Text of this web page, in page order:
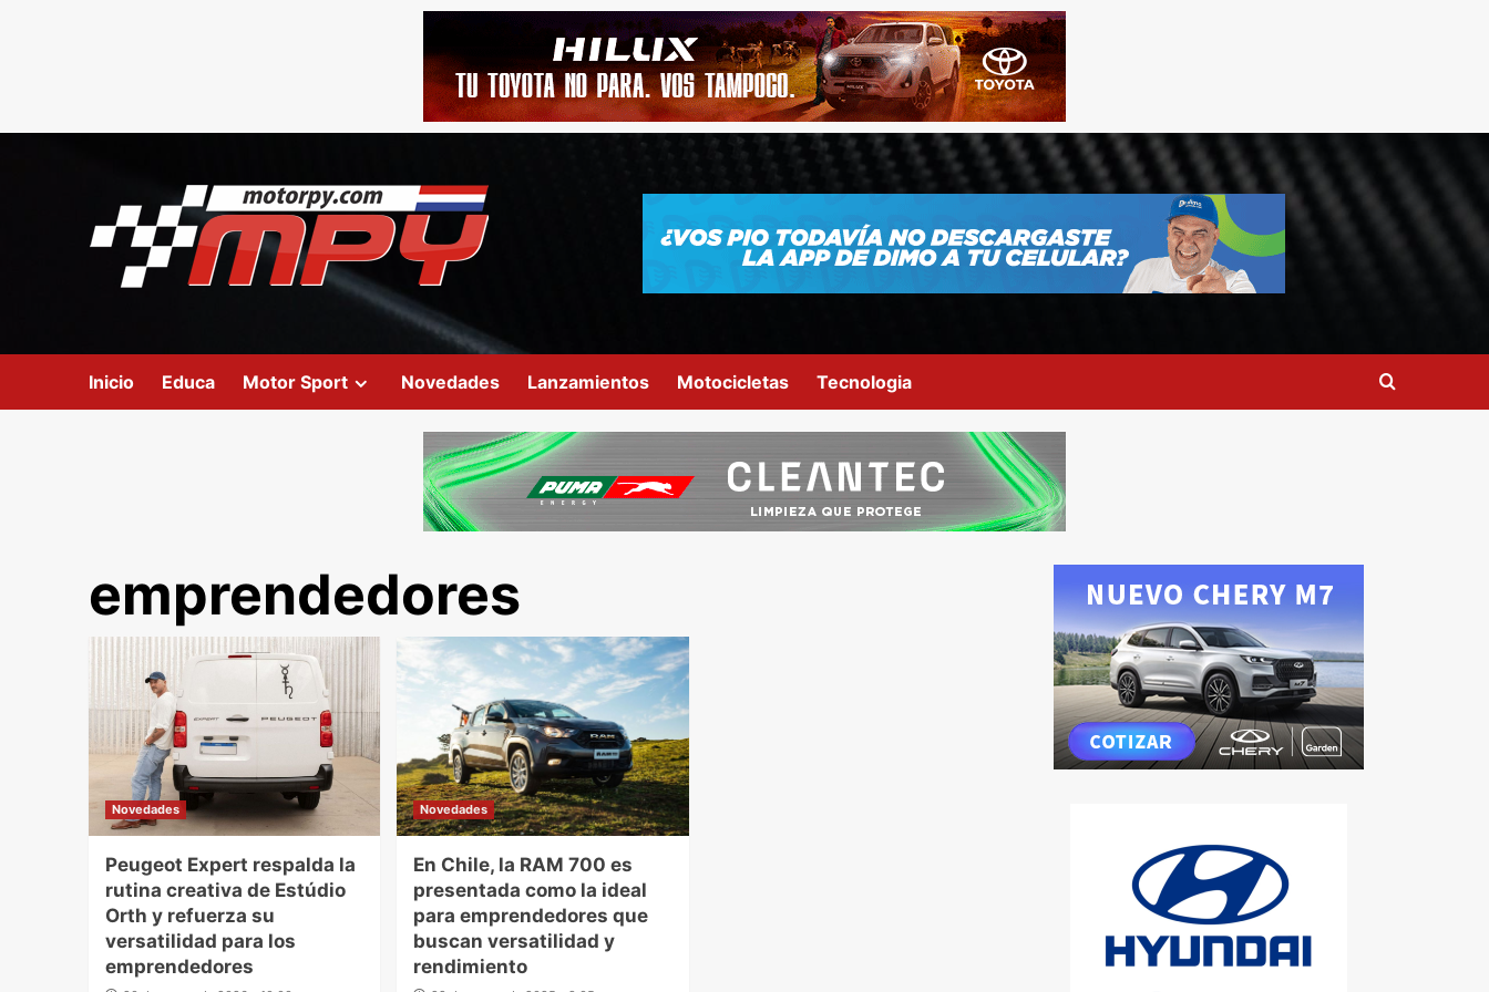
Inicio Educa Motor Sport Novedades Lanzamientos Motocicletas Tecnologia
emprendedores
Novedades
Peugeot Expert respalda la
rutina creativa de Estúdio
Orth y refuerza su
versatilidad para los
emprendedores
Novedades
En Chile, la RAM 700 es
presentada como la ideal
para emprendedores que
buscan versatilidad y
rendimiento